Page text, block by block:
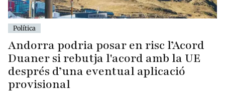
Política
Andorra podria posar en risc l’Acord
Duaner si rebutja l'acord amb la UE
després d’una eventual aplicació
provisional